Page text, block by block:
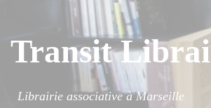
Transit
Librairie associative à Marseille